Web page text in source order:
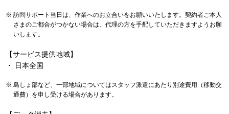
訪問サポート当日は、作業へのお立合いをお願いいたします。契約者ご本人
さまのご都合がつかない場合は、代理の方を手配していただきますようお願
いします。
【サービス提供地域】
日本全国
島しょ部など、一部地域についてはスタッフ派遣にあたり別途費用（移動交
通費）を申し受ける場合があります。